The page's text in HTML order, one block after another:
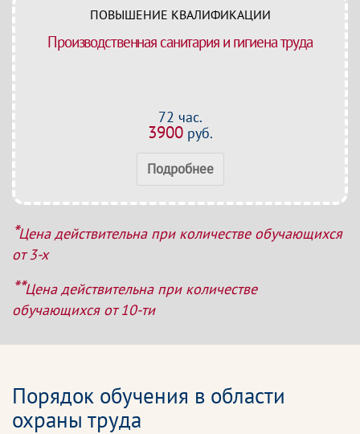
ПОВЫШЕНИЕ КВАЛИФИКАЦИИ
Производственная санитария и гигиена труда
72 час.
3900руб.
Подробнее
*Цена действительна при количестве обучающихся
от 3-х
**Цена действительна при количестве
обучающихся от 10-ти
Порядок обучения в области
охраны труда